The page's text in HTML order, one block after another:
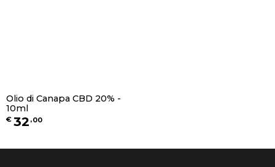
Olio di Canapa CBD 20% -
10ml
€ 32 ,00